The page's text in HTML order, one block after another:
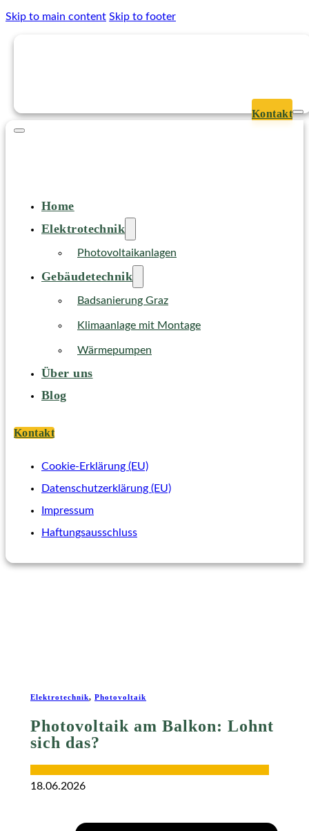
Skip to main content Skip to footer
Kontakt
Home
Elektrotechnik
Photovoltaikanlagen
Gebäudetechnik
Badsanierung Graz
Klimaanlage mit Montage
Wärmepumpen
Über uns
Blog
Kontakt
Cookie-Erklärung (EU)
Datenschutzerklärung (EU)
Impressum
Haftungsausschluss
Elektrotechnik, Photovoltaik
Photovoltaik am Balkon: Lohnt
sich das?
18.06.2026